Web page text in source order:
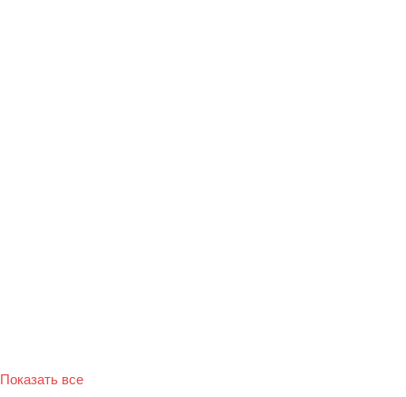
Показать все